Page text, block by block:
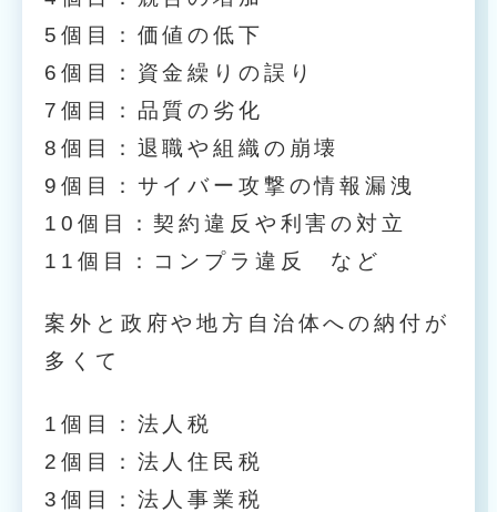
5個目：価値の低下
6個目：資金繰りの誤り
7個目：品質の劣化
8個目：退職や組織の崩壊
9個目：サイバー攻撃の情報漏洩
10個目：契約違反や利害の対立
11個目：コンプラ違反 など
案外と政府や地方自治体への納付が
多くて
1個目：法人税
2個目：法人住民税
3個目：法人事業税